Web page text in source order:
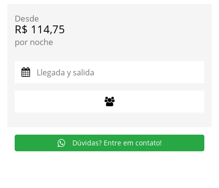
Desde
R$ 114,75
por noche
Dúvidas? Entre em contato!